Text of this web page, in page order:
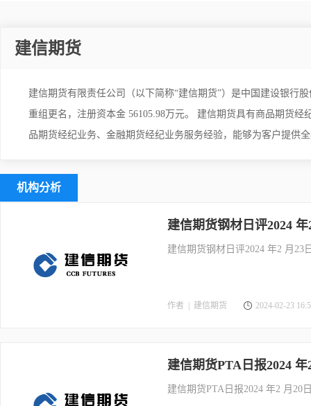
建信期货
建信期货有限责任公司（以下简称“建信期货”）是中国建设银行
重组更名，注册资本金 56105.98万元。 建信期货具有商品期货
品期货经纪业务、金融期货经纪业务服务经验，能够为客户提供
机构分析
建信期货钢材日评2024 年
建信期货钢材日评2024 年2 月23
作者 | 建信期货 2024-02-23
建信期货PTA日报2024 年
建信期货PTA日报2024 年2 月20